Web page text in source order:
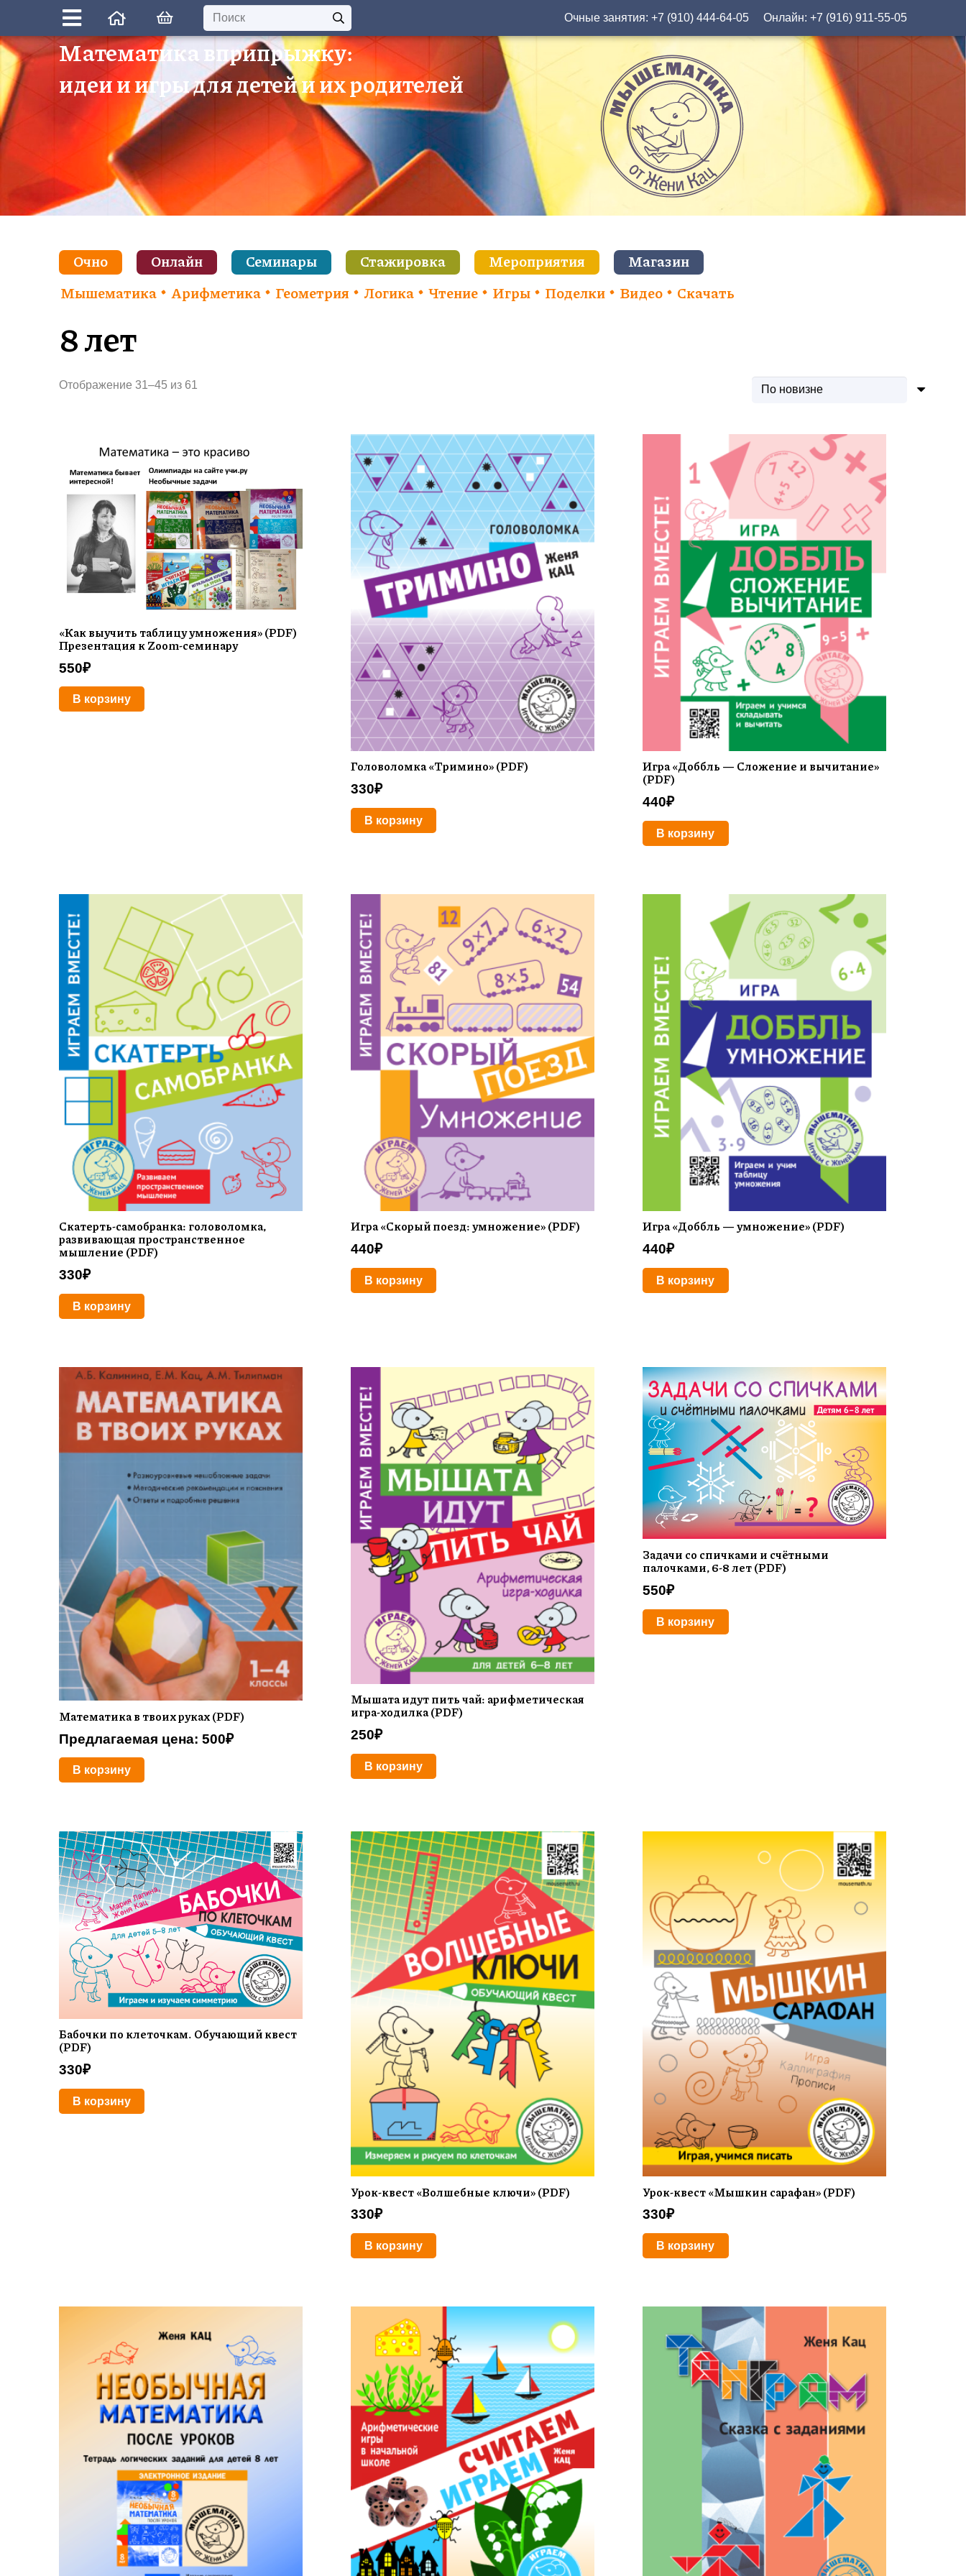
Очные занятия:+7 (910) 444-64-05 Онлайн:+7 (916) 911-55-05
Математика вприпрыжку:
идеи и игры для детей и их родителей
Очно Онлайн Семинары Стажировка Мероприятия
Магазин
Мышематика
Арифметика Геометрия Логика Чтение Игры Поделки Видео Скачать
8 лет
Отображение 31–45 из 61
«Как выучить таблицу умножения» (PDF)
Презентация к Zoom-семинару
550₽
В корзину
Головоломка «Тримино» (PDF)
330₽
В корзину
Игра «Доббль — Сложение и вычитание»
(PDF)
440₽
В корзину
Скатерть-самобранка: головоломка,
развивающая пространственное
мышление (PDF)
330₽
В корзину
Игра «Скорый поезд: умножение» (PDF)
440₽
В корзину
Игра «Доббль — умножение» (PDF)
440₽
В корзину
Математика в твоих руках (PDF)
Предлагаемая цена: 500₽
В корзину
Мышата идут пить чай: арифметическая
игра-ходилка (PDF)
250₽
В корзину
Задачи со спичками и счётными
палочками, 6-8 лет (PDF)
550₽
В корзину
Бабочки по клеточкам. Обучающий квест
(PDF)
330₽
В корзину
Урок-квест «Волшебные ключи» (PDF)
330₽
В корзину
Урок-квест «Мышкин сарафан» (PDF)
330₽
В корзину